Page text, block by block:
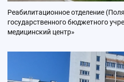
Реабилитационное отделение
государственного бюджетного
медицинский центр»